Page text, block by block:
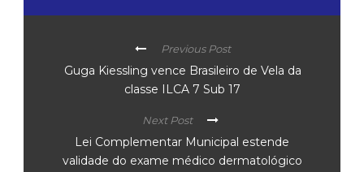
Previous Post
Guga Kiessling vence Brasileiro de Vela da
classe ILCA 7 Sub 17
Next Post
Lei Complementar Municipal estende
validade do exame médico dermatológico